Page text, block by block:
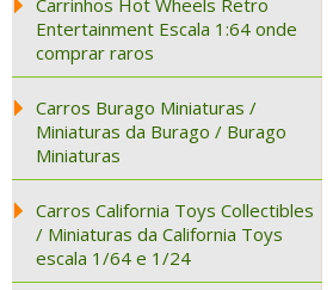
Carrinhos Hot Wheels Retro
Entertainment Escala 1:64 onde
comprar raros
Carros Burago Miniaturas /
Miniaturas da Burago / Burago
Miniaturas
Carros California Toys Collectibles
/ Miniaturas da California Toys
escala 1/64 e 1/24